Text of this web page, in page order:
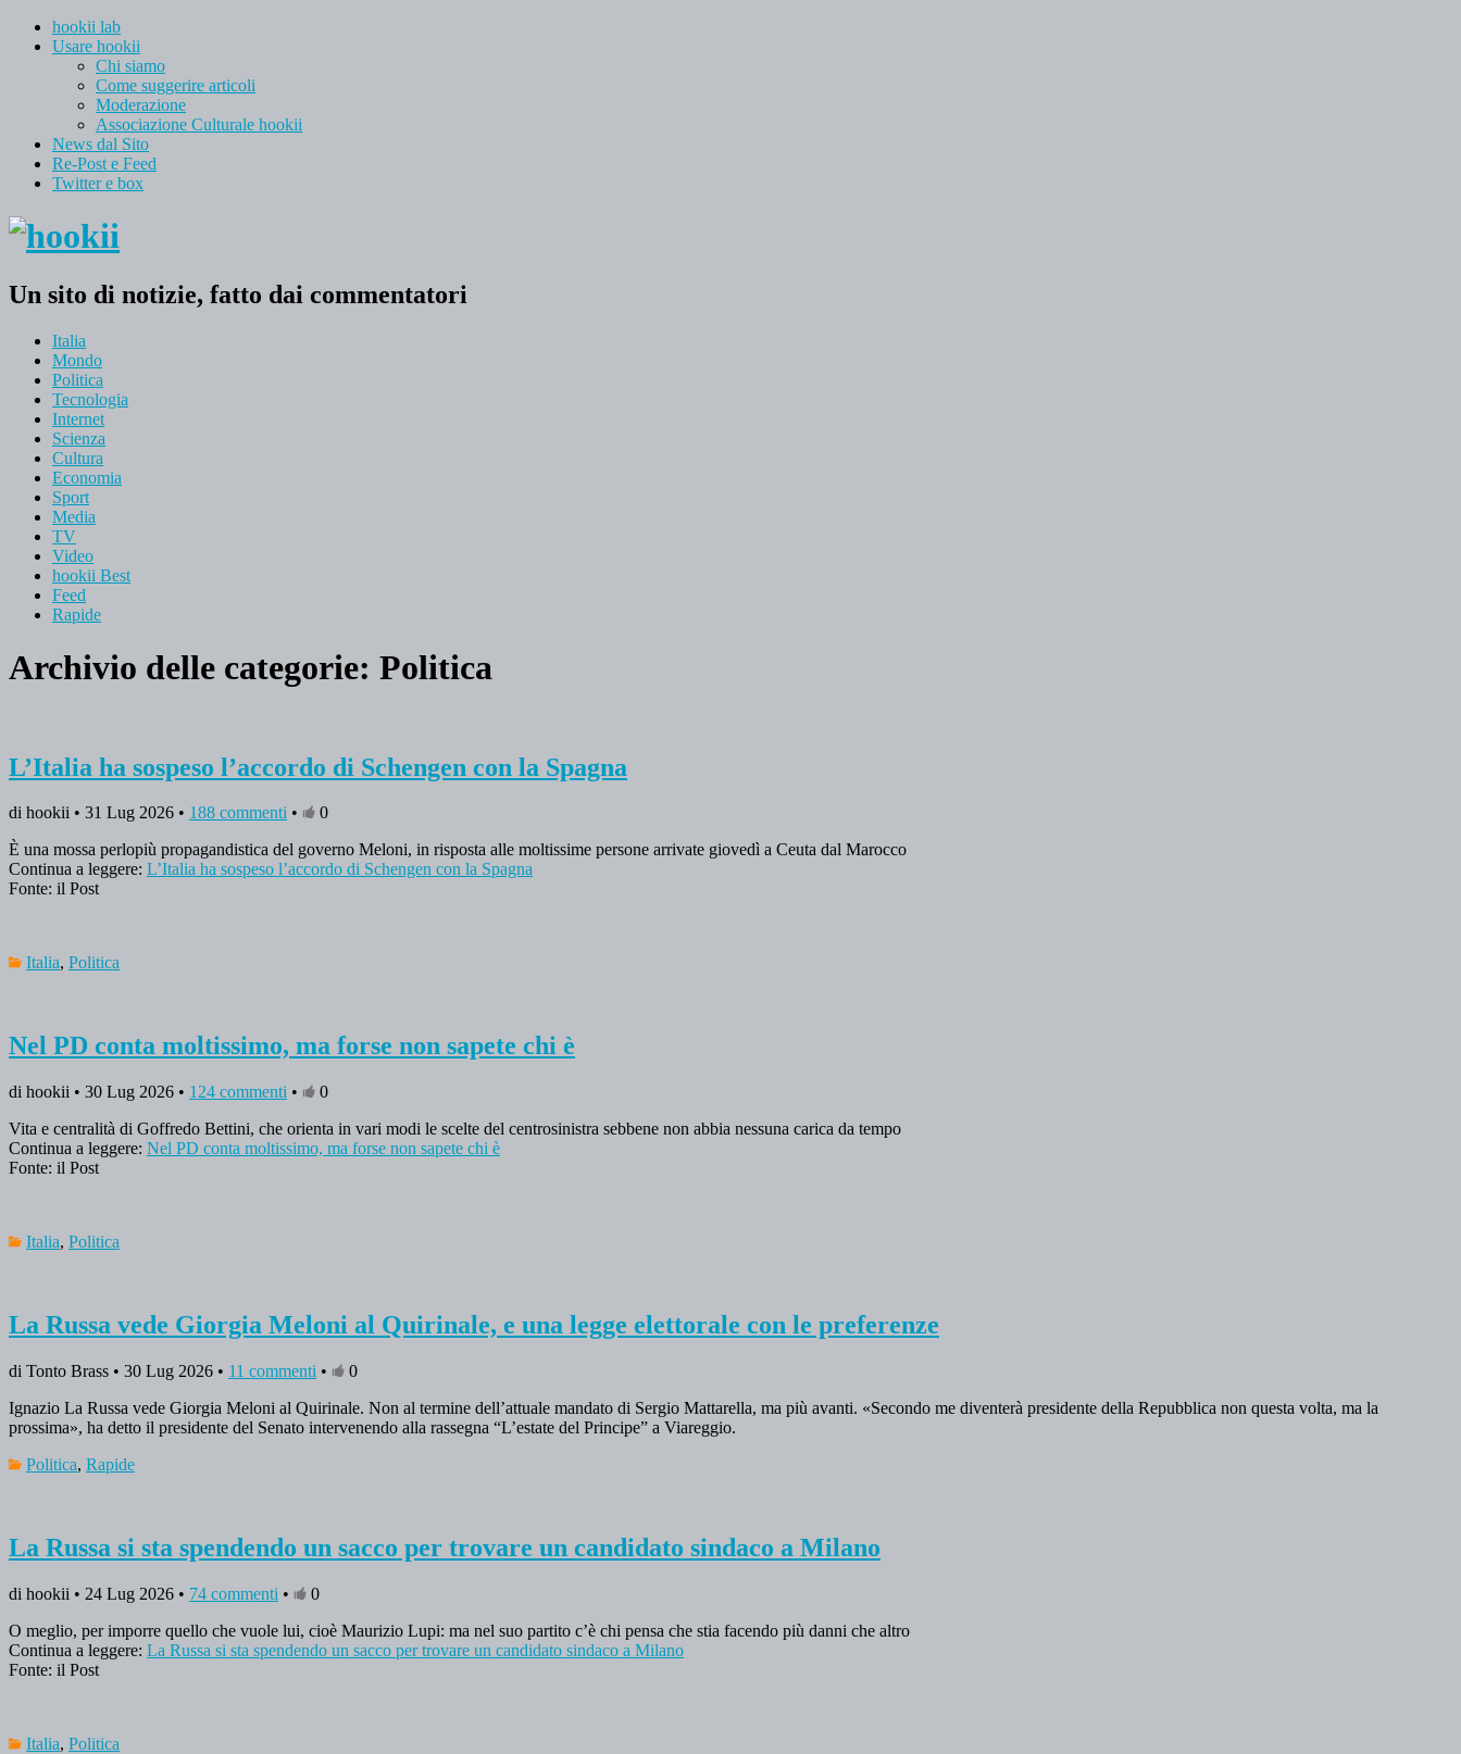
hookii lab
Usare hookii
Chi siamo
Come suggerire articoli
Moderazione
Associazione Culturale hookii
News dal Sito
Re-Post e Feed
Twitter e box
Un sito di notizie, fatto dai commentatori
Italia
Mondo
Politica
Tecnologia
Internet
Scienza
Cultura
Economia
Sport
Media
TV
Video
hookii Best
Feed
Rapide
Archivio delle categorie: Politica
L’Italia ha sospeso l’accordo di Schengen con la Spagna
di hookii • 31 Lug 2026 • 188 commenti •
0
È una mossa perlopiù propagandistica del governo Meloni, in risposta alle moltissime persone arrivate giovedì a Ceuta dal Marocco
Continua a leggere: L’Italia ha sospeso l’accordo di Schengen con la Spagna
Fonte: il Post
Italia, Politica
Nel PD conta moltissimo, ma forse non sapete chi è
di hookii • 30 Lug 2026 • 124 commenti •
0
Vita e centralità di Goffredo Bettini, che orienta in vari modi le scelte del centrosinistra sebbene non abbia nessuna carica da tempo
Continua a leggere: Nel PD conta moltissimo, ma forse non sapete chi è
Fonte: il Post
Italia, Politica
La Russa vede Giorgia Meloni al Quirinale, e una legge elettorale con le preferenze
di Tonto Brass • 30 Lug 2026 • 11 commenti •
0
Ignazio La Russa vede Giorgia Meloni al Quirinale. Non al termine dell’attuale mandato di Sergio Mattarella, ma più avanti. «Secondo me diventerà presidente della Repubblica non questa volta, ma la
prossima», ha detto il presidente del Senato intervenendo alla rassegna “L’estate del Principe” a Viareggio.
Politica, Rapide
La Russa si sta spendendo un sacco per trovare un candidato sindaco a Milano
di hookii • 24 Lug 2026 • 74 commenti •
0
O meglio, per imporre quello che vuole lui, cioè Maurizio Lupi: ma nel suo partito c’è chi pensa che stia facendo più danni che altro
Continua a leggere: La Russa si sta spendendo un sacco per trovare un candidato sindaco a Milano
Fonte: il Post
Italia, Politica